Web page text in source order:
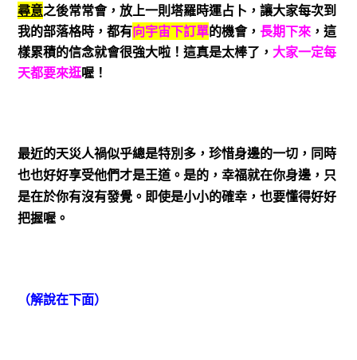
尋意之後常常會，放上一則塔羅時運占卜，讓大家每次到
我的部落格時，都有向宇宙下訂單的機會， 長期下來，這
樣累積的信念就會很強大啦！這真是太棒了， 大家一定每
天都要來逛喔！
最近的天災人禍似乎總是特別多，珍惜身邊的一切，同時
也也好好享受他們才是王道。是的，幸福就在你身邊，只
是在於你有沒有發覺。即使是小小的確幸，也要懂得好好
把握喔。
（解說在下面）